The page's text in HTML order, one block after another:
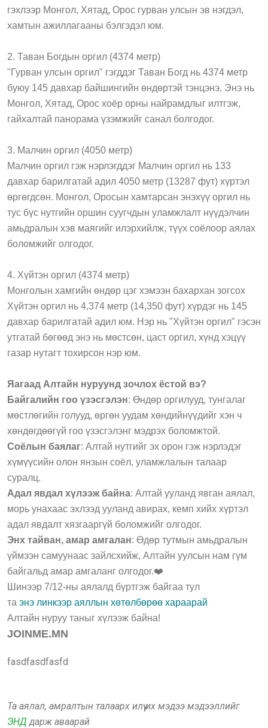
гэхлээр Монгол, Хятад, Орос гурван улсын эв нэгдэл,
хамтын ажиллагааны бэлгэдэл юм.
2. Таван Богдын оргил (4374 метр)
"Гурван улсын оргил" гэгддэг Таван Богд нь 4374 метр
буюу 145 давхар байшингийн өндөртэй тэнцэнэ. Энэ нь
Монгол, Хятад, Орос хоёр орны найрамдлыг илтгэж,
гайхалтай панорама үзэмжийг санал болгодог.
3. Малчин оргил (4050 метр)
Малчин оргил гэж нэрлэгддэг Малчин оргил нь 133
давхар барилгатай адил 4050 метр (13287 фут) хүртэл
өргөгдсөн. Монгол, Оросын хамтарсан энэхүү оргил нь
тус бүс нутгийн оршин суугчдын уламжлалт нүүдэлчин
амьдралын хэв маягийг илэрхийлж, түүх соёлоор аялах
боломжийг олгодог.
4. Хүйтэн оргил (4374 метр)
Монголын хамгийн өндөр цэг хэмээн бахархан зогсох
Хүйтэн оргил нь 4,374 метр (14,350 фут) хүрдэг нь 145
давхар барилгатай адил юм. Нэр нь "Хүйтэн оргил" гэсэн
утгатай бөгөөд энэ нь мөстсөн, цаст оргил, хүнд хэцүү
газар нутагт тохирсон нэр юм.
Яагаад Алтайн нуруунд зочлох ёстой вэ?
Байгалийн гоо үзэсгэлэн: Өндөр оргилууд, тунгалаг
мөстлөгийн голууд, өргөн уудам хөндийнүүдийг хэн ч
хөндөгдөөгүй гоо үзэсгэлэнг мэдрэх боломжтой.
Соёлын баялаг: Алтай нутгийг эх орон гэж нэрлэдэг
хүмүүсийн олон янзын соёл, уламжлалын талаар
суралц.
Адал явдал хүлээж байна: Алтай ууланд явган аялал,
морь унахаас эхлээд ууланд авирах, кемп хийх хүртэл
адал явдалт хязгааргүй боломжийг олгодог.
Энх тайван, амар амгалан: Өдөр тутмын амьдралын
үймээн самуунаас зайлсхийж, Алтайн уулсын нам гүм
байгальд амар амгаланг олгодог.❤️
Шинээр 7/12-ны аялалд бүртгэж байгаа тул
та энэ линкээр аяллын хөтөлбөрөө хараарай
Алтайн нуруу таныг хүлээж байна!
JOINME.MN
fasdfasdfasfd
Та аялал, амралтын талаарх илүү их мэдээ мэдээллийг
ЭНД дарж аваарай